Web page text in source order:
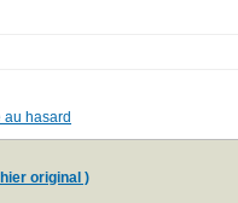
au hasard
original )